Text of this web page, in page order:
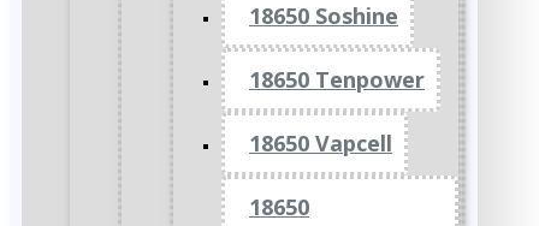
18650 Soshine
18650 Tenpower
18650 Vapcell
18650